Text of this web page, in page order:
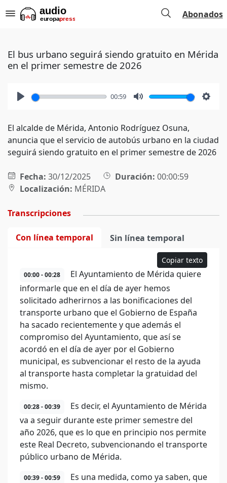
Abonados
El bus urbano seguirá siendo gratuito en Mérida
en el primer semestre de 2026
00:59
El alcalde de Mérida, Antonio Rodríguez Osuna,
anuncia que el servicio de autobús urbano en la ciudad
seguirá siendo gratuito en el primer semestre de 2026
Fecha: 30/12/2025 Duración: 00:00:59
Localización: MÉRIDA
Transcripciones
Con línea temporal Sin línea temporal
Copiar texto
00:00 - 00:28
El Ayuntamiento de Mérida quiere
informarle que en el día de ayer hemos
solicitado adherirnos a las bonificaciones del
transporte urbano que el Gobierno de España
ha sacado recientemente y que además el
compromiso del Ayuntamiento, que así se
acordó en el día de ayer por el Gobierno
municipal, es subvencionar el resto de la ayuda
al transporte hasta completar la gratuidad del
mismo.
00:28 - 00:39
Es decir, el Ayuntamiento de Mérida
va a seguir durante este primer semestre del
año 2026, que es lo que en principio nos permite
este Real Decreto, subvencionando el transporte
público urbano de Mérida.
00:39 - 00:59
Es una medida, como ya saben, que